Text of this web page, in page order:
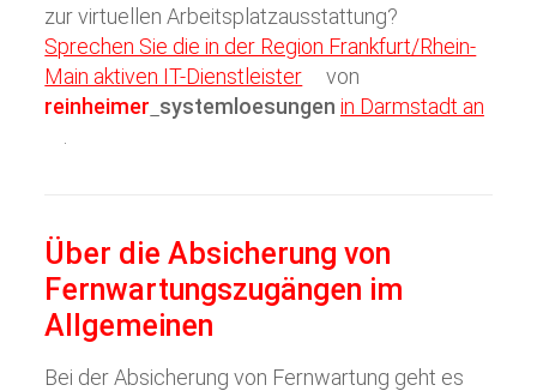
zur virtuellen Arbeitsplatzausstattung?
Sprechen Sie die in der Region Frankfurt/Rhein-
Main aktiven IT-Dienstleister
von
reinheimer systemloesungen in Darmstadt an
Über die Absicherung von
Fernwartungszugängen im
Allgemeinen
Bei der Absicherung von Fernwartung geht es